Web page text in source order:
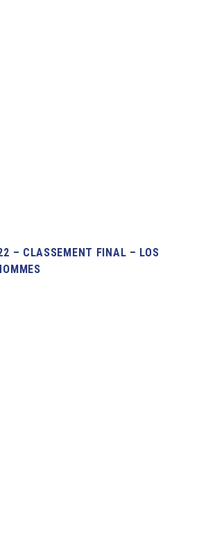
– CLASSEMENT FINAL – LOS